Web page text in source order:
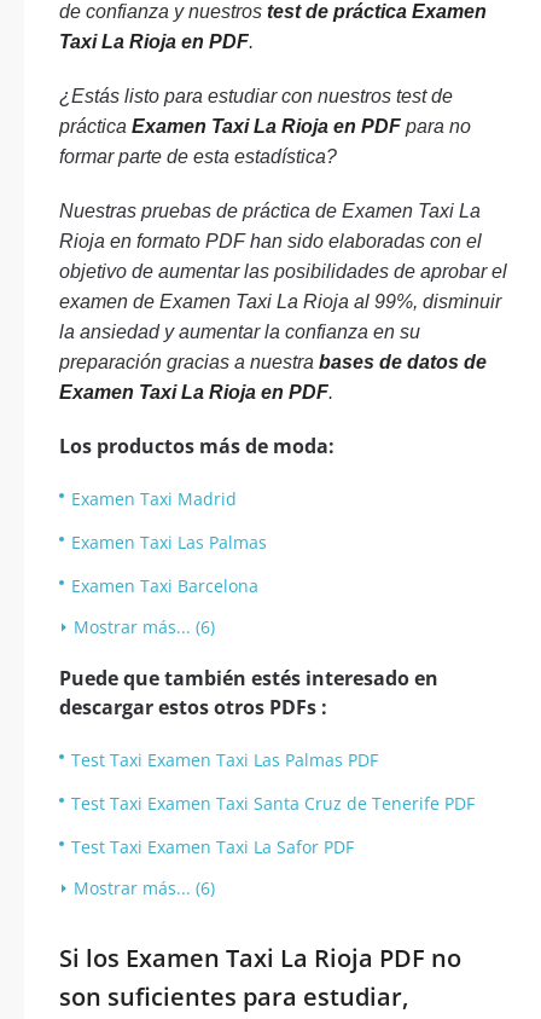
de confianza y nuestros test de práctica Examen
Taxi La Rioja en PDF.
¿Estás listo para estudiar con nuestros test de
práctica Examen Taxi La Rioja en PDF para no
formar parte de esta estadística?
Nuestras pruebas de práctica de Examen Taxi La
Rioja en formato PDF han sido elaboradas con el
objetivo de aumentar las posibilidades de aprobar el
examen de Examen Taxi La Rioja al 99%, disminuir
la ansiedad y aumentar la confianza en su
preparación gracias a nuestra bases de datos de
Examen Taxi La Rioja en PDF.
Los productos más de moda:
Examen Taxi Madrid
Examen Taxi Las Palmas
Examen Taxi Barcelona
Mostrar más... (6)
Puede que también estés interesado en
descargar estos otros PDFs :
Test Taxi Examen Taxi Las Palmas PDF
Test Taxi Examen Taxi Santa Cruz de Tenerife PDF
Test Taxi Examen Taxi La Safor PDF
Mostrar más... (6)
Si los Examen Taxi La Rioja PDF no
son suficientes para estudiar,